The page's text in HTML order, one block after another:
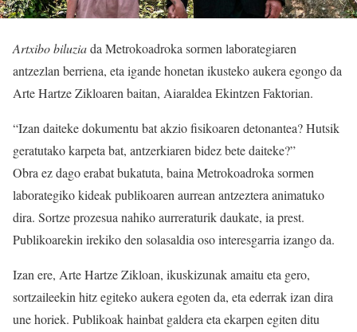
Artxibo biluziada Metrokoadroka sormen laborategiaren
antzezlan berriena, eta igande honetan ikusteko aukera egongo da
Arte Hartze Zikloaren baitan, Aiaraldea Ekintzen Faktorian.
“Izan daiteke dokumentu bat akzio fisikoaren detonantea? Hutsik
geratutako karpeta bat, antzerkiaren bidez bete daiteke?”
Obra ez dago erabat bukatuta, baina Metrokoadroka sormen
laborategiko kideak publikoaren aurrean antzeztera animatuko
dira. Sortze prozesua nahiko aurreraturik daukate, ia prest.
Publikoarekin irekiko den solasaldia oso interesgarria izango da.
Izan ere, Arte Hartze Zikloan, ikuskizunak amaitu eta gero,
sortzaileekin hitz egiteko aukera egoten da, eta ederrak izan dira
une horiek. Publikoak hainbat galdera eta ekarpen egiten ditu